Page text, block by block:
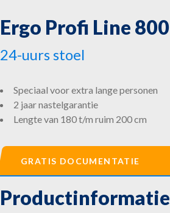
Contact
Ergo Profi Line 800
24-uurs stoel
Speciaal voor extra lange personen
2 jaar nastelgarantie
Lengte van 180 t/m ruim 200 cm
GRATIS DOCUMENTATIE
Productinformatie